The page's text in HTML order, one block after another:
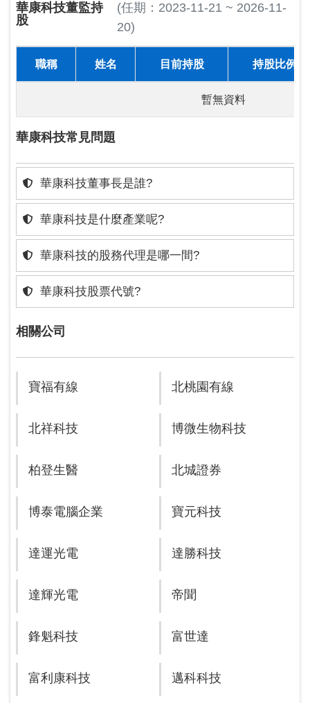
華康科技董監持
股
(任期：2023-11-21 ~ 2026-11-
20)
職稱 姓名 目前持股 持股比例
暫無資料
華康科技常見問題
華康科技董事長是誰?
華康科技是什麼產業呢?
華康科技的股務代理是哪一間?
華康科技股票代號?
相關公司
寶福有線 北桃園有線
北祥科技 博微生物科技
柏登生醫 北城證券
博泰電腦企業 寶元科技
達運光電 達勝科技
達輝光電 帝聞
鋒魁科技 富世達
富利康科技 邁科科技